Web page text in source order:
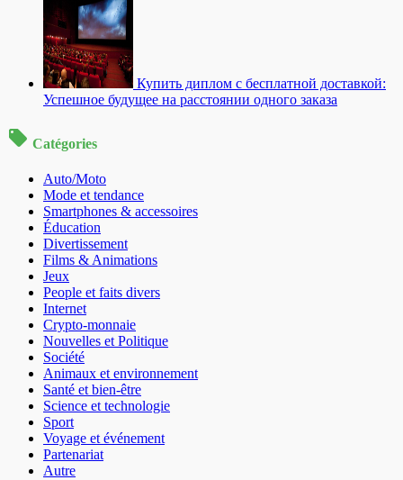
Купить диплом с бесплатной доставкой:
Успешное будущее на расстоянии одного заказа
Catégories
Auto/Moto
Mode et tendance
Smartphones & accessoires
Éducation
Divertissement
Films & Animations
Jeux
People et faits divers
Internet
Crypto-monnaie
Nouvelles et Politique
Société
Animaux et environnement
Santé et bien-être
Science et technologie
Sport
Voyage et événement
Partenariat
Autre